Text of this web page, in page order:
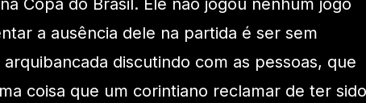
a ausência dele na partida é ser sem
discutindo com as pessoas, que
coisa que um corintiano reclamar de ter sido